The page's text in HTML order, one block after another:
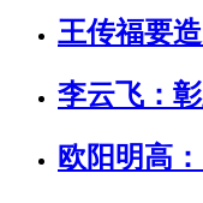
王传福要
李云飞：
欧阳明高